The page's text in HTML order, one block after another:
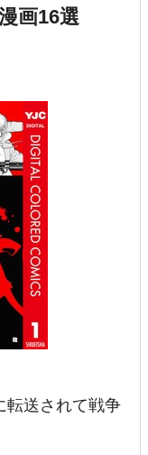
画16選
転送されて戦争